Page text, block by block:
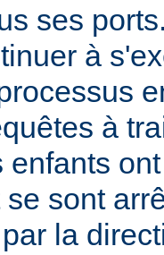
ses
à
à
enfants
sont
la